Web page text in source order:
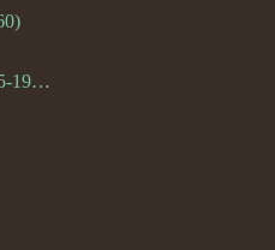
Lenie van Gelder (15-05-1970)